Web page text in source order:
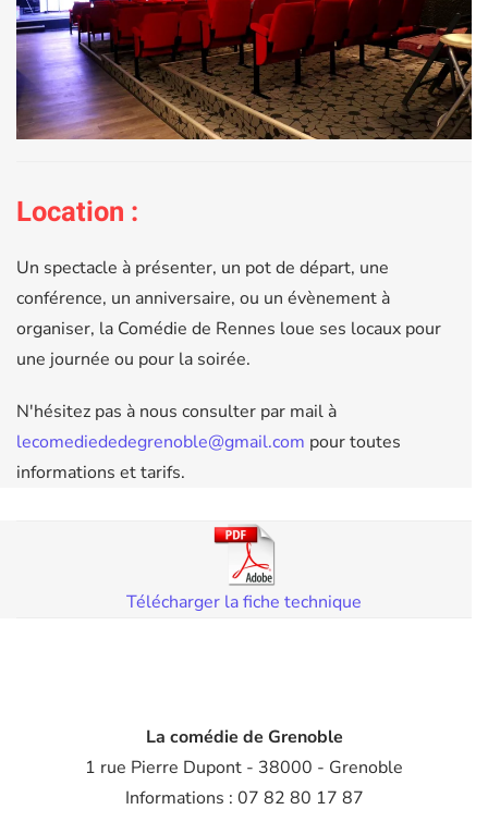
Location :
Un spectacle à présenter, un pot de départ, une
conférence, un anniversaire, ou un évènement à
organiser, la Comédie de Rennes loue ses locaux pour
une journée ou pour la soirée.
N'hésitez pas à nous consulter par mail à
lecomediededegrenoble@gmail.com pour toutes
informations et tarifs.
Télécharger la fiche technique
La comédie de Grenoble
1 rue Pierre Dupont - 38000 - Grenoble
Informations : 07 82 80 17 87